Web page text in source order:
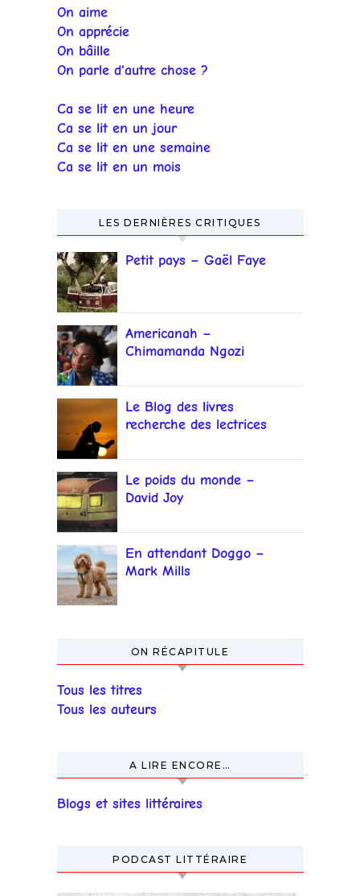
On aime
On apprécie
On bâille
On parle d'autre chose ?
Ca se lit en une heure
Ca se lit en un jour
Ca se lit en une semaine
Ca se lit en un mois
LES DERNIÈRES CRITIQUES
Petit pays – Gaël Faye
Americanah –
Chimamanda Ngozi
Le Blog des livres
recherche des lectrices
Le poids du monde –
David Joy
En attendant Doggo –
Mark Mills
ON RÉCAPITULE
Tous les titres
Tous les auteurs
A LIRE ENCORE…
Blogs et sites littéraires
PODCAST LITTÉRAIRE